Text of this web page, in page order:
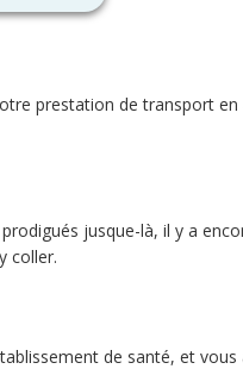
prestation de transport en
jusque-là, il y a
coller.
de santé, et